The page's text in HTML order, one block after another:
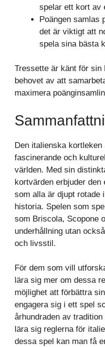
spelar ett kort av
Poängen samlas
det är viktigt att
spela sina bästa
Tressette är känt för sin
behovet av att
maximera
Den italienska
fascinerande och
världen. Med sin
kortvärden erbjuder
som alla är djupt rotade
historia. Spelen som
som Briscola, Scopone
underhållning utan
och livsstil.
För dem som vill
lära sig mer om dessa
möjlighet att förbättra
engagera sig i ett spel
århundraden av
lära sig reglerna för
dessa spel kan man få